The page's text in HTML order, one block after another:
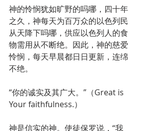
神的怜悯犹如旷野的吗哪，四十年
之久，神每天为百万众的以色列民
从天降下吗哪，供应以色列人的食
物需用从不断绝。因此，神的慈爱
怜悯，每天早晨都日日更新，连绵
不绝。
“你的诚实及其广大。”（Great is
Your faithfulness.）
神是信实的神。使徒保罗说，“我